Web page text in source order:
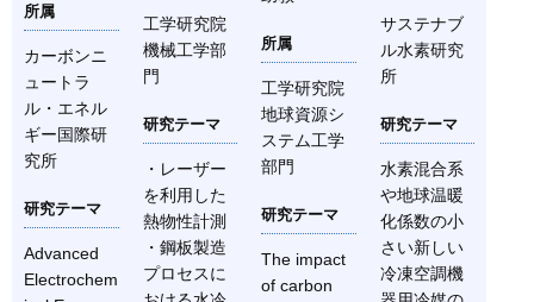
所属
カーボンニ
ュートラ
ル・エネル
ギー国際研
究所
研究テーマ
Advanced
Electrochem
工学研究院
機械工学部
門
研究テーマ
・レーザー
を利用した
熱物性計測
・鋼板製造
プロセスに
所属
工学研究院
地球資源シ
ステム工学
部門
研究テーマ
The impact
of carbon
サステナブ
ル水素研究
所
研究テーマ
水素混合系
や地球温暖
化係数の小
さい新しい
冷凍空調機